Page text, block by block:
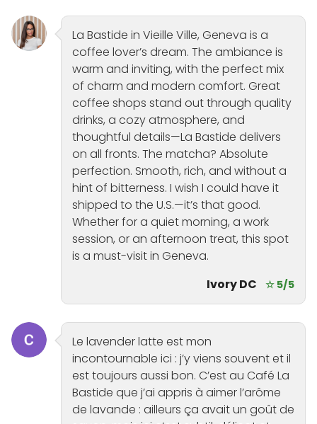
La Bastide in Vieille Ville, Geneva is a
coffee lover’s dream. The ambiance is
warm and inviting, with the perfect mix
of charm and modern comfort. Great
coffee shops stand out through quality
drinks, a cozy atmosphere, and
thoughtful details—La Bastide delivers
on all fronts. The matcha? Absolute
perfection. Smooth, rich, and without a
hint of bitterness. I wish I could have it
shipped to the U.S.—it’s that good.
Whether for a quiet morning, a work
session, or an afternoon treat, this spot
is a must-visit in Geneva.
Ivory DC
☆ 5/5
Le lavender latte est mon
incontournable ici : j’y viens souvent et il
est toujours aussi bon. C’est au Café La
Bastide que j’ai appris à aimer l’arôme
de lavande : ailleurs ça avait un goût de